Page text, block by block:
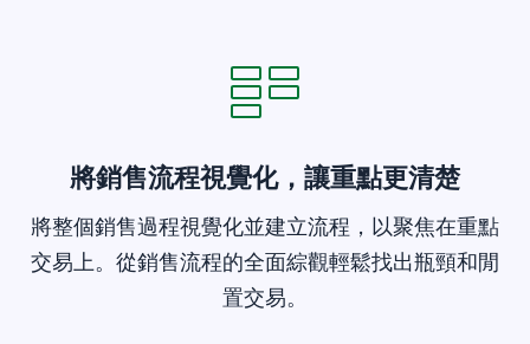
將銷售流程視覺化，讓重點更清楚
將整個銷售過程視覺化並建立流程，以聚焦在重點
交易上。從銷售流程的全面綜觀輕鬆找出瓶頸和閒
置交易。